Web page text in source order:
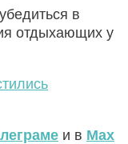
в
отдыхающих у
и в Max